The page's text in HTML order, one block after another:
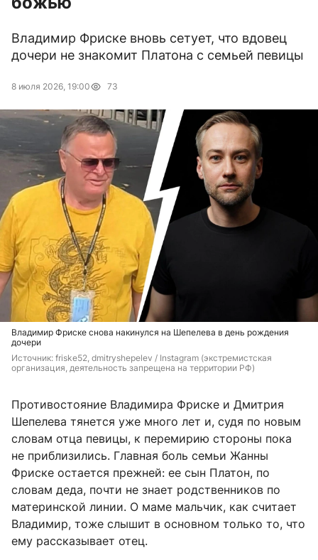
Владимир Фриске вновь сетует, что вдовец
дочери не знакомит Платона с семьей певицы
8 июля 2026, 19:00 73
Владимир Фриске снова накинулся на Шепелева в день рождения
дочери
Источник: friske52, dmitryshepelev / Instagram (экстремистская
организация, деятельность запрещена на территории РФ)
Противостояние Владимира Фриске и Дмитрия
Шепелева тянется уже много лет и, судя по новым
словам отца певицы, к перемирию стороны пока
не приблизились. Главная боль семьи Жанны
Фриске остается прежней: ее сын Платон, по
словам деда, почти не знает родственников по
материнской линии. О маме мальчик, как считает
Владимир, тоже слышит в основном только то, что
ему рассказывает отец.